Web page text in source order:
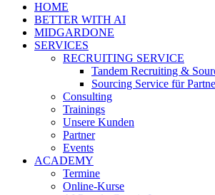
HOME
BETTER WITH AI
MIDGARDONE
SERVICES
RECRUITING SERVICE
Tandem Recruiting &
Sourcing Service für
Consulting
Trainings
Unsere Kunden
Partner
Events
ACADEMY
Termine
Online-Kurse